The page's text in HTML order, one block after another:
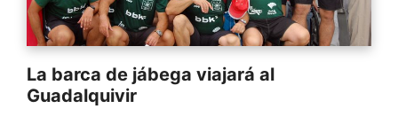
La barca de jábega viajará al
Guadalquivir